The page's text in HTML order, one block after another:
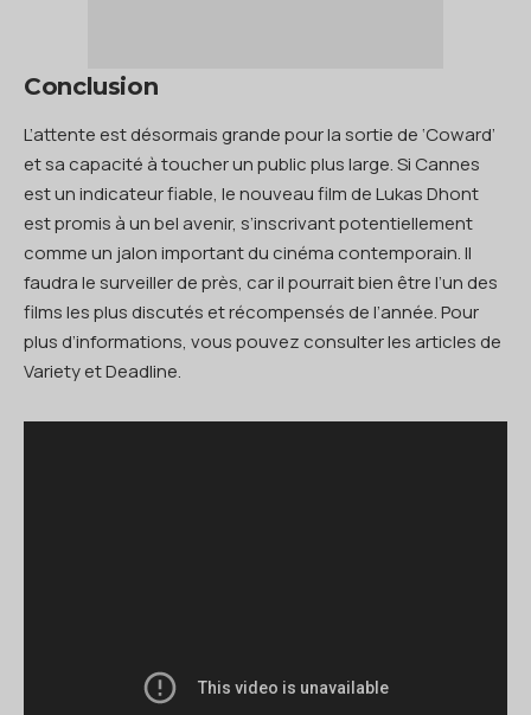
Conclusion
L’attente est désormais grande pour la sortie de ‘Coward’
et sa capacité à toucher un public plus large. Si Cannes
est un indicateur fiable, le nouveau film de Lukas Dhont
est promis à un bel avenir, s’inscrivant potentiellement
comme un jalon important du cinéma contemporain. Il
faudra le surveiller de près, car il pourrait bien être l’un des
films les plus discutés et récompensés de l’année. Pour
plus d’informations, vous pouvez consulter les articles de
VarietyetDeadline.